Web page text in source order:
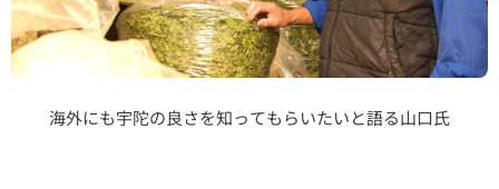
海外にも宇陀の良さを知ってもらいたいと語る山口氏